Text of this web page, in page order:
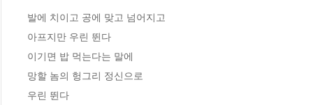
발에 치이고 공에 맞고 넘어지고
아프지만 우린 뛴다
이기면 밥 먹는다는 말에
망할 놈의 헝그리 정신으로
우린 뛴다